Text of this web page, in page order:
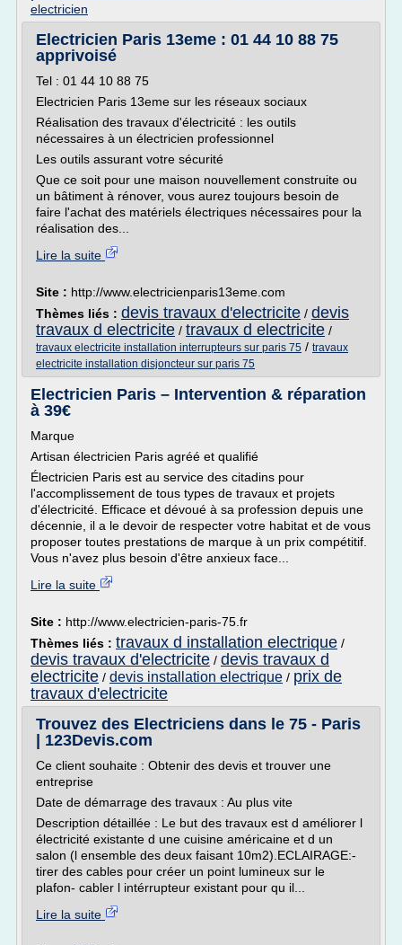
electricien
Electricien Paris 13eme : 01 44 10 88 75
apprivoisé
Tel : 01 44 10 88 75
Electricien Paris 13eme sur les réseaux sociaux
Réalisation des travaux d'électricité : les outils
nécessaires à un électricien professionnel
Les outils assurant votre sécurité
Que ce soit pour une maison nouvellement construite ou
un bâtiment à rénover, vous aurez toujours besoin de
faire l'achat des matériels électriques nécessaires pour la
réalisation des...
Lire la suite
Site : http://www.electricienparis13eme.com
Thèmes liés : devis travaux d'electricite / devis
travaux d electricite / travaux d electricite /
travaux electricite installation interrupteurs sur paris 75 / travaux
electricite installation disjoncteur sur paris 75
Electricien Paris – Intervention & réparation
à 39€
Marque
Artisan électricien Paris agréé et qualifié
Électricien Paris est au service des citadins pour
l'accomplissement de tous types de travaux et projets
d'électricité. Efficace et dévoué à sa profession depuis une
décennie, il a le devoir de respecter votre habitat et de vous
proposer toutes prestations de marque à un prix compétitif.
Vous n'avez plus besoin d'être anxieux face...
Lire la suite
Site : http://www.electricien-paris-75.fr
Thèmes liés : travaux d installation electrique /
devis travaux d'electricite / devis travaux d
electricite / devis installation electrique / prix de
travaux d'electricite
Trouvez des Electriciens dans le 75 - Paris
| 123Devis.com
Ce client souhaite : Obtenir des devis et trouver une
entreprise
Date de démarrage des travaux : Au plus vite
Description détaillée : Le but des travaux est d améliorer l
électricité existante d une cuisine américaine et d un
salon (l ensemble des deux faisant 10m2).ECLAIRAGE:-
tirer des cables pour créer un point lumineux sur le
plafon- cabler l intérrupteur existant pour qu il...
Lire la suite